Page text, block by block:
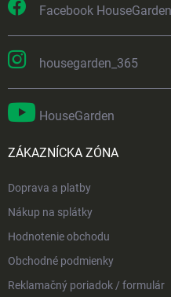
Facebook
housegarden_365
HouseGarden
ZÁKAZNÍCKA ZÓNA
Doprava a platby
Nákup na splátky
Hodnotenie obchodu
Obchodné podmienky
Reklamačný poriadok / formulár